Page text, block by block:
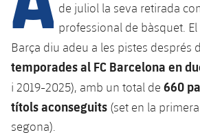
plusicon
més
Instal·lacions
Spotify Camp Nou
SUB13
SUB12
SUB11 A
SUB11 B
SUB13 B
SUB12 C
Entrades
Gameday Shows
Resultats
Base
Barça Atlètic
Junior
Cadet A
Campus Estiu
PLUSICON
MÉS
plusicon
més
Actualitat
Barça Atlètic
plusicon
més
de juliol la seva retirada
professional de bàsquet.
Barça diu adeu a les pistes després
temporades al FC Barcelona en
i 2019-2025), amb un total de 660
títols aconseguits (set en la
segona).